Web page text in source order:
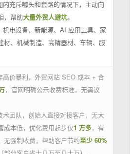
内充斥噱头和套路的情况下，主动向
，帮助大量外贸人避坑。
机电设备、新能源、AI 应用工具、家
材、机械制造、高精器材、车辆、服
高价暴利，外贸网站 SEO 成本 + 合
，官网明确公示收费标准，无需议
术团队，创始人直接对接客户，无大
成本低，优化费用起步仅1 万多，有
无强制收费，帮助客户节约至少 60%